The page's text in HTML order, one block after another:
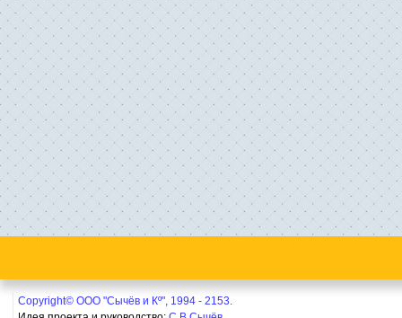
Copyright© ООО "Сычёв и Кº", 1994 - 2153.